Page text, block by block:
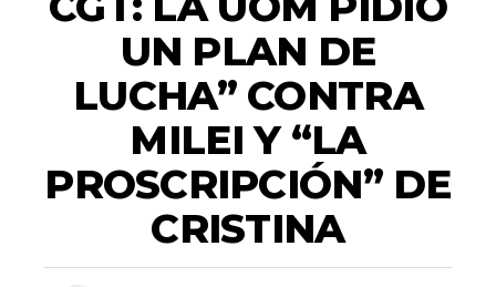
UN PLAN DE
LUCHA” CONTRA
MILEI Y “LA
PROSCRIPCIÓN” DE
CRISTINA